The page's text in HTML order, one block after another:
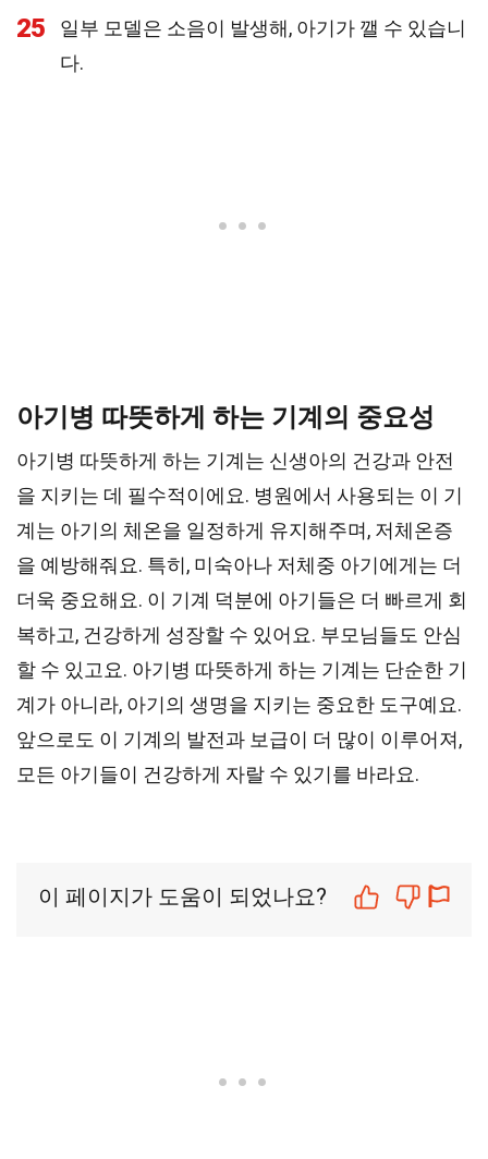
25
일부 모델은 소음이 발생해, 아기가 깰 수 있습니
다.
아기병 따뜻하게 하는 기계의 중요성
아기병 따뜻하게 하는 기계는 신생아의 건강과 안전
을 지키는 데 필수적이에요. 병원에서 사용되는 이 기
계는 아기의 체온을 일정하게 유지해주며, 저체온증
을 예방해줘요. 특히, 미숙아나 저체중 아기에게는 더
더욱 중요해요. 이 기계 덕분에 아기들은 더 빠르게 회
복하고, 건강하게 성장할 수 있어요. 부모님들도 안심
할 수 있고요. 아기병 따뜻하게 하는 기계는 단순한 기
계가 아니라, 아기의 생명을 지키는 중요한 도구예요.
앞으로도 이 기계의 발전과 보급이 더 많이 이루어져,
모든 아기들이 건강하게 자랄 수 있기를 바라요.
이 페이지가 도움이 되었나요?